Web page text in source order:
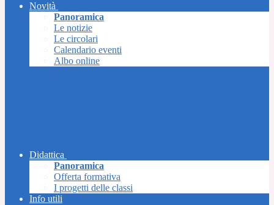
Novità
Panoramica
Le notizie
Le circolari
Calendario eventi
Albo online
Didattica
Panoramica
Offerta formativa
I progetti delle classi
Info utili